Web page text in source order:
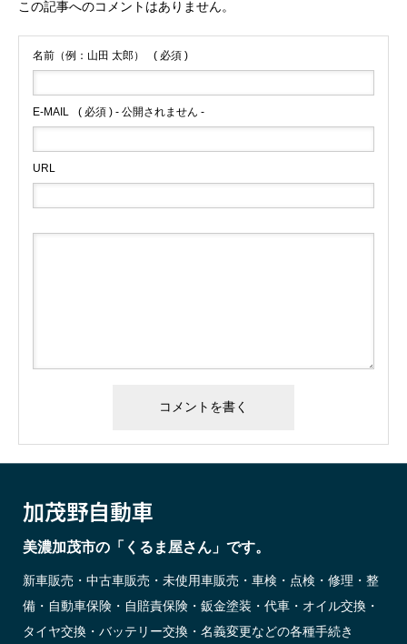
この記事へのコメントはありません。
名前（例：山田 太郎） ( 必須 )
E-MAIL ( 必須 ) - 公開されません -
URL
加茂野自動車
美濃加茂市の「くるま屋さん」です。
新車販売・中古車販売・未使用車販売・車検・点検・修理・整
備・自動車保険・自賠責保険・鈑金塗装・代車・オイル交換・
タイヤ交換・バッテリー交換・名義変更などの各種手続き